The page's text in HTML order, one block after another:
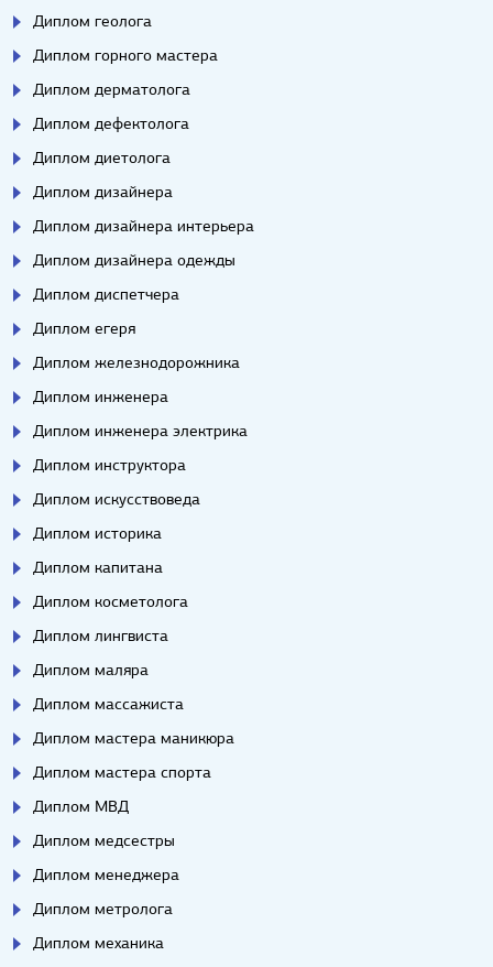
Диплом геолога
Диплом горного мастера
Диплом дерматолога
Диплом дефектолога
Диплом диетолога
Диплом дизайнера
Диплом дизайнера интерьера
Диплом дизайнера одежды
Диплом диспетчера
Диплом егеря
Диплом железнодорожника
Диплом инженера
Диплом инженера электрика
Диплом инструктора
Диплом искусствоведа
Диплом историка
Диплом капитана
Диплом косметолога
Диплом лингвиста
Диплом маляра
Диплом массажиста
Диплом мастера маникюра
Диплом мастера спорта
Диплом МВД
Диплом медсестры
Диплом менеджера
Диплом метролога
Диплом механика